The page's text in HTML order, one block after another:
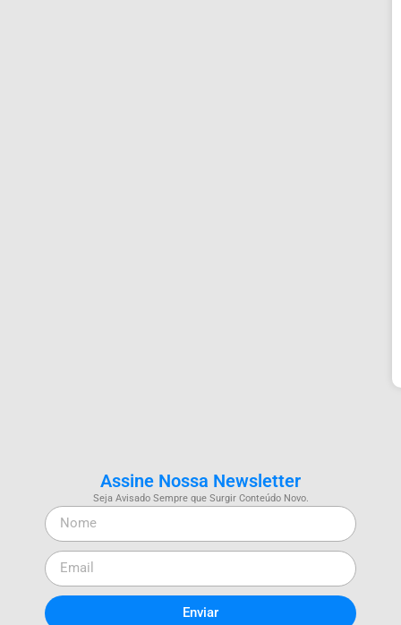
Assine Nossa Newsletter
Seja Avisado Sempre que Surgir Conteúdo Novo.
Enviar